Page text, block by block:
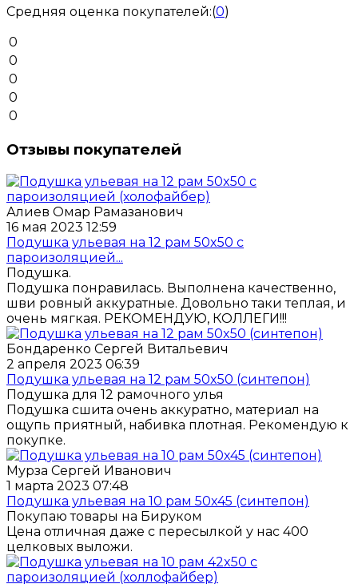
Средняя оценка покупателей:(0)
0
0
0
0
0
Отзывы покупателей
Алиев Омар Рамазанович
16 мая 2023 12:59
Подушка ульевая на 12 рам 50x50 с
пароизоляцией...
Подушка.
Подушка понравилась. Выполнена качественно,
шви ровный аккуратные. Довольно таки теплая, и
очень мягкая. РЕКОМЕНДУЮ, КОЛЛЕГИ!!!
Бондаренко Сергей Витальевич
2 апреля 2023 06:39
Подушка ульевая на 12 рам 50x50 (синтепон)
Подушка для 12 рамочного улья
Подушка сшита очень аккуратно, материал на
ощупь приятный, набивка плотная. Рекомендую к
покупке.
Мурза Сергей Иванович
1 марта 2023 07:48
Подушка ульевая на 10 рам 50х45 (синтепон)
Покупаю товары на Бируком
Цена отличная даже с пересылкой у нас 400
целковых выложи.